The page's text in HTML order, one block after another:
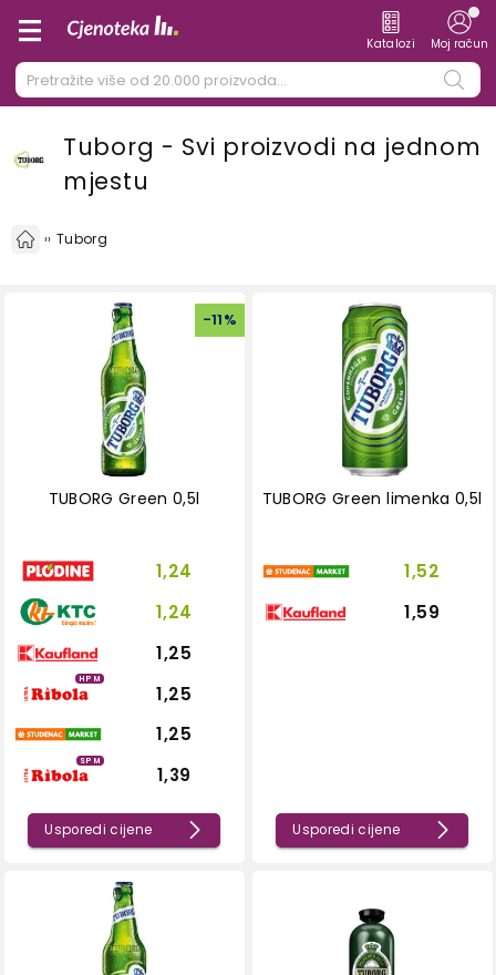
Katalozi Moj račun
Tuborg - Svi proizvodi na jednom
mjestu
Tuborg
-11%
TUBORG Green 0,5l
1,24
1,24
1,25
HPM
1,25
1,25
SPM
1,39
Usporedi cijene
TUBORG Green limenka 0,5l
1,52
1,59
Usporedi cijene